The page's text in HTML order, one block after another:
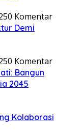
0 Komentar
Demi
0 Komentar
Bangun
2045
Kolaborasi